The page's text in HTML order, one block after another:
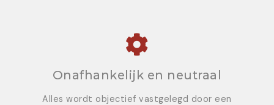
Onafhankelijk en neutraal
Alles wordt objectief vastgelegd door een